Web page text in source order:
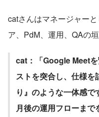
catさんはマネージャー
ア、PdM、運用、QAの
cat：「Google Meet
ストを突合し、仕様
り』のような一体感
月後の運用フローまで